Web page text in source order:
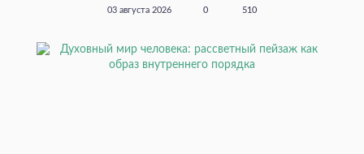
03 августа 2026 0 510